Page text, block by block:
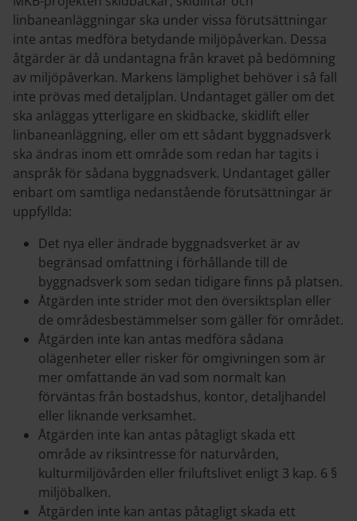
linbaneanläggningar ska under vissa förutsättningar
inte antas medföra betydande miljöpåverkan. Dessa
åtgärder är då undantagna från kravet på bedömning
av miljöpåverkan. Markens lämplighet behöver i så fall
inte prövas med detaljplan. Undantaget gäller om det
ska anläggas ytterligare en skidbacke, skidlift eller
linbaneanläggning, eller om ett sådant byggnadsverk
ska ändras inom ett område som redan har tagits i
anspråk för sådana byggnadsverk. Undantaget gäller
enbart om samtliga nedanstående förutsättningar är
uppfyllda:
Det nya eller ändrade byggnadsverket är av
begränsad omfattning i förhållande till de
byggnadsverk som sedan tidigare finns på platsen.
Åtgärden inte strider mot den översiktsplan eller
de områdesbestämmelser som gäller för området.
Åtgärden inte kan antas medföra sådana
olägenheter eller risker för omgivningen som är
mer omfattande än vad som normalt kan
förväntas från bostadshus, kontor, detaljhandel
eller liknande verksamhet.
Åtgärden inte kan antas påtagligt skada ett
område av riksintresse för naturvården,
kulturmiljövården eller friluftslivet enligt 3 kap. 6 §
miljöbalken.
Åtgärden inte kan antas påtagligt skada ett